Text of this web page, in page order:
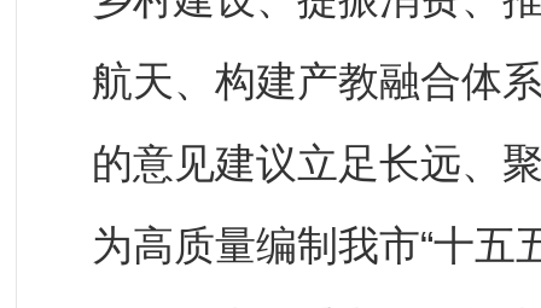
航天、构建产教融合体
的意见建议立足长远、
为高质量编制我市“十五